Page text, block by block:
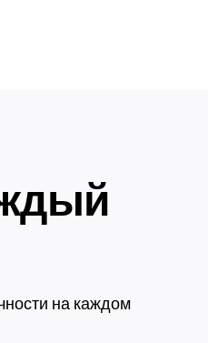
на каждом